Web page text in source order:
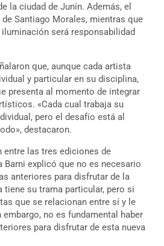
la ciudad de Junín. Además, el
Santiago Morales, mientras que
iluminación será responsabilidad
que, aunque cada artista
y particular en su disciplina,
presenta al momento de integrar
«Cada cual trabaja su
pero el desafío está al
destacaron.
entre las tres ediciones de
Barni explicó que no es necesario
anteriores para disfrutar de la
tiene su trama particular, pero si
que se relacionan entre sí y le
no es fundamental haber
para disfrutar de esta nueva